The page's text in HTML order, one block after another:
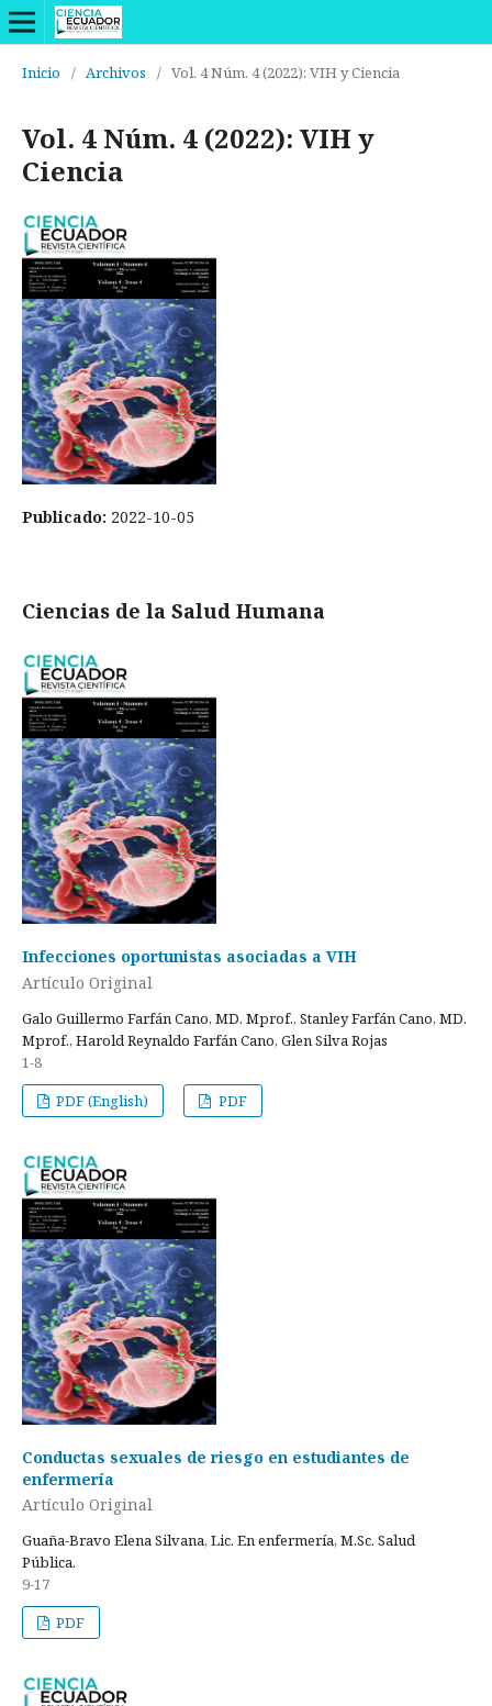
Inicio / Archivos / Vol. 4 Núm. 4 (2022): VIH y Ciencia
Vol. 4 Núm. 4 (2022): VIH y
Ciencia
Publicado: 2022-10-05
Ciencias de la Salud Humana
Infecciones oportunistas asociadas a VIH
Artículo Original
Galo Guillermo Farfán Cano, MD. Mprof., Stanley Farfán Cano, MD.
Mprof., Harold Reynaldo Farfán Cano, Glen Silva Rojas
1-8
PDF (English)
PDF
Conductas sexuales de riesgo en estudiantes de
enfermería
Artículo Original
Guaña-Bravo Elena Silvana, Lic. En enfermería, M.Sc. Salud
Pública.
9-17
PDF